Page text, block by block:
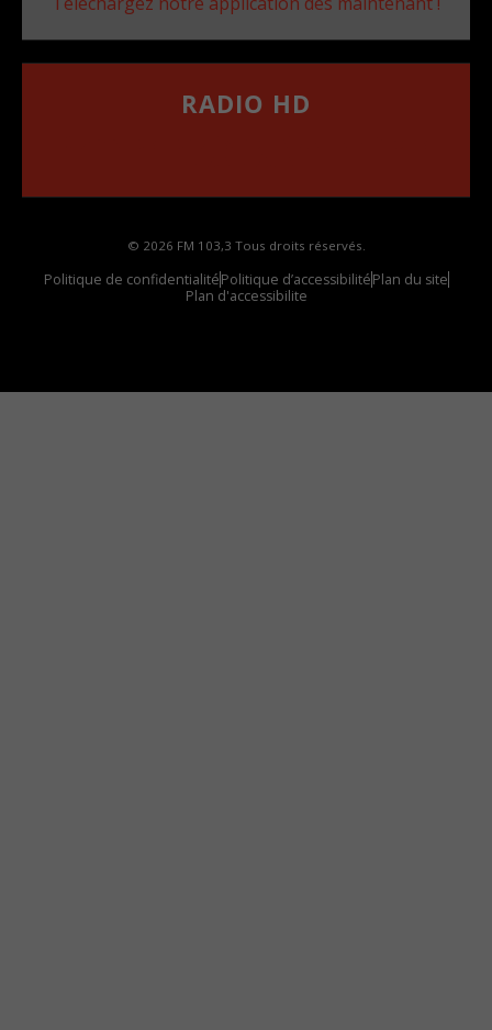
RADIO HD
© 2026 FM 103,3 Tous droits réservés.
Politique de confidentialitéPolitique d’accessibilitéPlan du site
Plan d'accessibilite